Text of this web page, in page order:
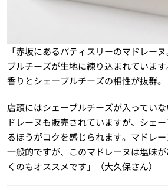
「赤坂にあるパティスリーのマドレー
ブルチーズが生地に練り込まれていま
香りとシェーブルチーズの相性が抜群。
店頭にはシェーブルチーズが入ってい
ドレーヌも販売されていますが、シェ
るほうがコクを感じられます。マドレ
一般的ですが、このマドレーヌは塩味
くのもオススメです」（大久保さん）